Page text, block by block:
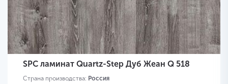
SPC ламинат Quartz-Step Дуб Жеан Q 518
Страна производства: Россия